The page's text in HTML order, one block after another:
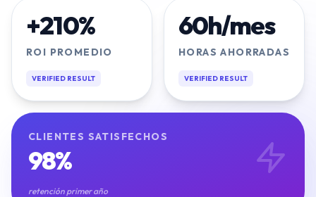
Diseño y Desarrollo Web
Inmobiliarias Restaurantes y Hostelería
Clínicas Dentales
+210%
ROI PROMEDIO
VERIFIED RESULT
60h/mes
HORAS AHORRADAS
VERIFIED RESULT
CLIENTES SATISFECHOS
98%
retención primer año